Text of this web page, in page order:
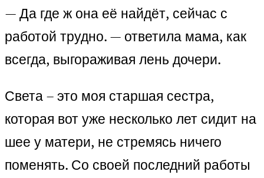
— Да где ж она её найдёт, сейчас с
работой трудно. — ответила мама, как
всегда, выгораживая лень дочери.
Света – это моя старшая сестра,
которая вот уже несколько лет сидит на
шее у матери, не стремясь ничего
поменять. Со своей последний работы